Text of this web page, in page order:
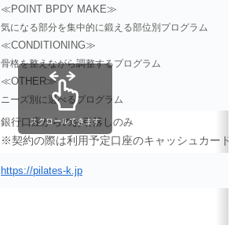
≪POINT BPDY MAKE≫
気になる部分を集中的に鍛える部位別プログラム
≪CONDITIONING≫
骨格を整えながら調整するプログラム
≪OTHER≫
ニーズ別に選べるプログラム
銀行口座からのお引落しのみ
※契約の際は利用予定口座のキャッシュカード(
https://pilates-k.jp
スクロールできます